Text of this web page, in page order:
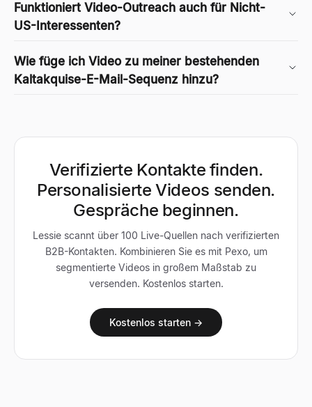
Funktioniert Video-Outreach auch für Nicht-
US-Interessenten?
Wie füge ich Video zu meiner bestehenden
Kaltakquise-E-Mail-Sequenz hinzu?
Verifizierte Kontakte finden.
Personalisierte Videos senden.
Gespräche beginnen.
Lessie scannt über 100 Live-Quellen nach verifizierten
B2B-Kontakten. Kombinieren Sie es mit Pexo, um
segmentierte Videos in großem Maßstab zu
versenden. Kostenlos starten.
Kostenlos starten →